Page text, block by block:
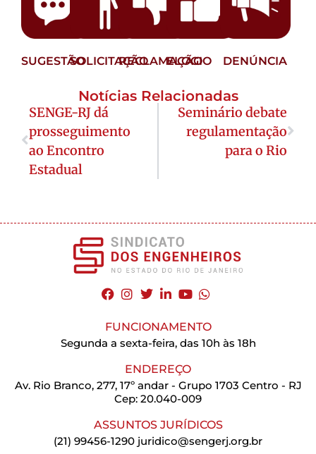
SUGESTÃOSOLICITAÇÃORECLAMAÇÃO
ELOGIO DENÚNCIA
Notícias Relacionadas
SENGE-RJ dá
prosseguimento
ao Encontro
Estadual
Seminário debate
regulamentação
para o Rio
FUNCIONAMENTO
Segunda a sexta-feira, das 10h às 18h
ENDEREÇO
Av. Rio Branco, 277, 17º andar - Grupo 1703 Centro - RJ
Cep: 20.040-009
ASSUNTOS JURÍDICOS
(21) 99456-1290 juridico@sengerj.org.br